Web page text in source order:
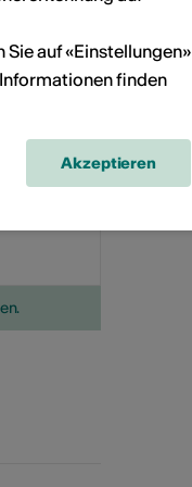
22
auf «Einstellungen»
finden
Akzeptieren